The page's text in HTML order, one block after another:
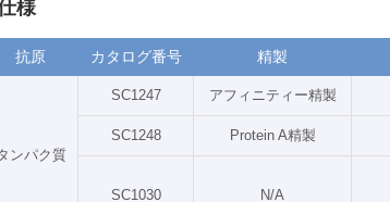
様
抗原 カタログ番号 精製
ンパク質
SC1247 アフィニティー精製
SC1248 Protein A精製
SC1030 N/A